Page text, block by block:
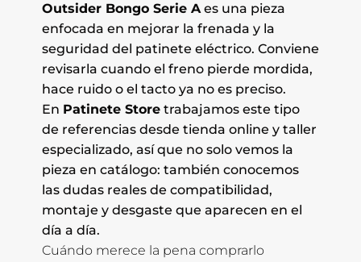
Outsider Bongo Serie Aes una pieza
enfocada en mejorar la frenada y la
seguridad del patinete eléctrico. Conviene
revisarla cuando el freno pierde mordida,
hace ruido o el tacto ya no es preciso.
En Patinete Storetrabajamos este tipo
de referencias desde tienda online y taller
especializado, así que no solo vemos la
pieza en catálogo: también conocemos
las dudas reales de compatibilidad,
montaje y desgaste que aparecen en el
día a día.
Cuándo merece la pena comprarlo